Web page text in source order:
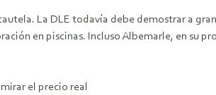
La DLE todavía debe demostrar a
en piscinas. Incluso Albemarle, en su
el precio real